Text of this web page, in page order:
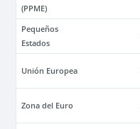
(PPME)
Pequeños
Estados
Unión Europea
Zona del Euro